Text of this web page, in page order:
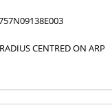
CENTRED ON ARP